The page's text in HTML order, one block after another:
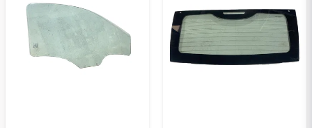
Ja, ni kan publicera min fråga